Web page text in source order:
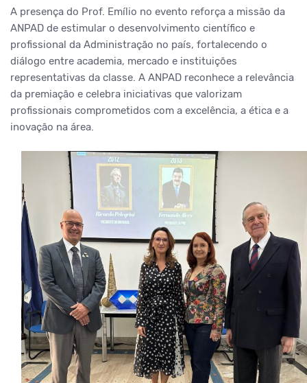
A presença do Prof. Emílio no evento reforça a missão da
ANPAD de estimular o desenvolvimento científico e
profissional da Administração no país, fortalecendo o
diálogo entre academia, mercado e instituições
representativas da classe. A ANPAD reconhece a relevância
da premiação e celebra iniciativas que valorizam
profissionais comprometidos com a excelência, a ética e a
inovação na área.